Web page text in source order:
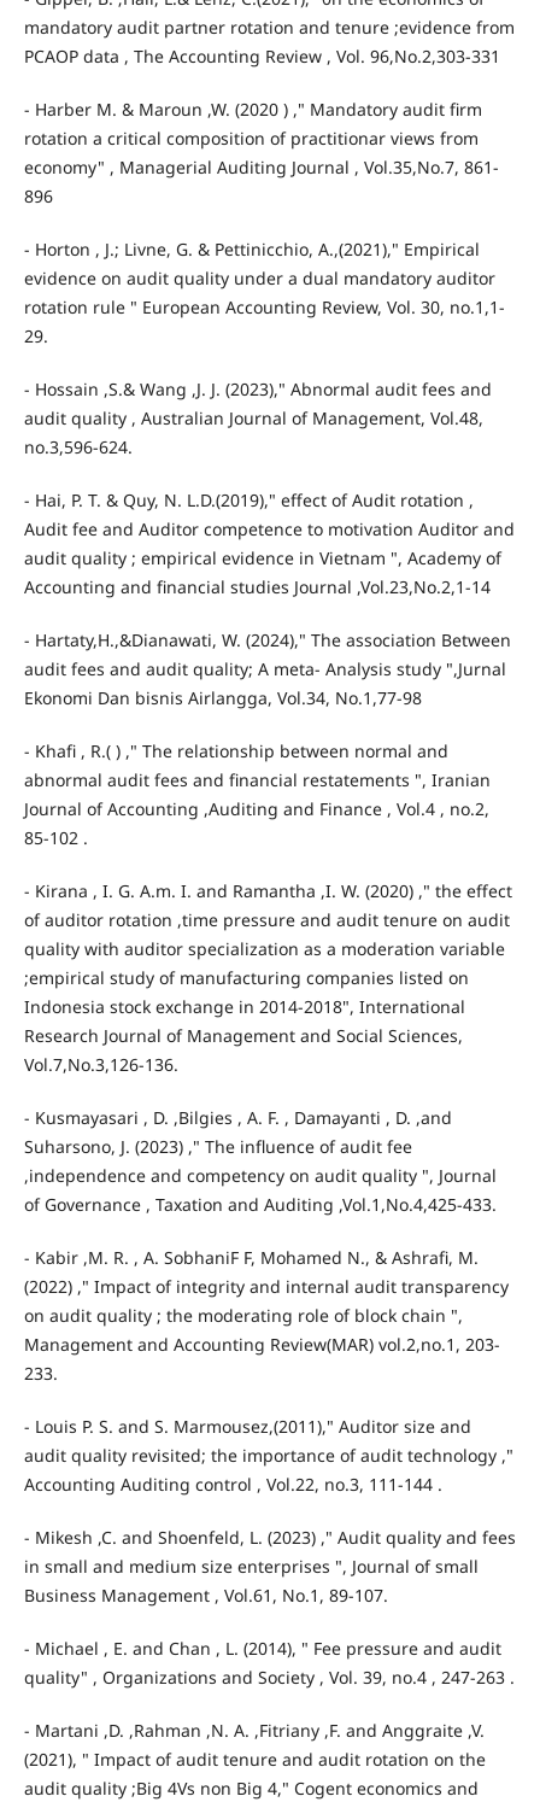
mandatory audit partner rotation and tenure ;evidence from
PCAOP data , The Accounting Review , Vol. 96,No.2,303-331
- Harber M. & Maroun ,W. (2020 ) ," Mandatory audit firm
rotation a critical composition of practitionar views from
economy" , Managerial Auditing Journal , Vol.35,No.7, 861-
896
- Horton , J.; Livne, G. & Pettinicchio, A.,(2021)," Empirical
evidence on audit quality under a dual mandatory auditor
rotation rule " European Accounting Review, Vol. 30, no.1,1-
29.
- Hossain ,S.& Wang ,J. J. (2023)," Abnormal audit fees and
audit quality , Australian Journal of Management, Vol.48,
no.3,596-624.
- Hai, P. T. & Quy, N. L.D.(2019)," effect of Audit rotation ,
Audit fee and Auditor competence to motivation Auditor and
audit quality ; empirical evidence in Vietnam ", Academy of
Accounting and financial studies Journal ,Vol.23,No.2,1-14
- Hartaty,H.,&Dianawati, W. (2024)," The association Between
audit fees and audit quality; A meta- Analysis study ",Jurnal
Ekonomi Dan bisnis Airlangga, Vol.34, No.1,77-98
- Khafi , R.( ) ," The relationship between normal and
abnormal audit fees and financial restatements ", Iranian
Journal of Accounting ,Auditing and Finance , Vol.4 , no.2,
85-102 .
- Kirana , I. G. A.m. I. and Ramantha ,I. W. (2020) ," the effect
of auditor rotation ,time pressure and audit tenure on audit
quality with auditor specialization as a moderation variable
;empirical study of manufacturing companies listed on
Indonesia stock exchange in 2014-2018", International
Research Journal of Management and Social Sciences,
Vol.7,No.3,126-136.
- Kusmayasari , D. ,Bilgies , A. F. , Damayanti , D. ,and
Suharsono, J. (2023) ," The influence of audit fee
,independence and competency on audit quality ", Journal
of Governance , Taxation and Auditing ,Vol.1,No.4,425-433.
- Kabir ,M. R. , A. SobhaniF F, Mohamed N., & Ashrafi, M.
(2022) ," Impact of integrity and internal audit transparency
on audit quality ; the moderating role of block chain ",
Management and Accounting Review(MAR) vol.2,no.1, 203-
233.
- Louis P. S. and S. Marmousez,(2011)," Auditor size and
audit quality revisited; the importance of audit technology ,"
Accounting Auditing control , Vol.22, no.3, 111-144 .
- Mikesh ,C. and Shoenfeld, L. (2023) ," Audit quality and fees
in small and medium size enterprises ", Journal of small
Business Management , Vol.61, No.1, 89-107.
- Michael , E. and Chan , L. (2014), " Fee pressure and audit
quality" , Organizations and Society , Vol. 39, no.4 , 247-263 .
- Martani ,D. ,Rahman ,N. A. ,Fitriany ,F. and Anggraite ,V.
(2021), " Impact of audit tenure and audit rotation on the
audit quality ;Big 4Vs non Big 4," Cogent economics and